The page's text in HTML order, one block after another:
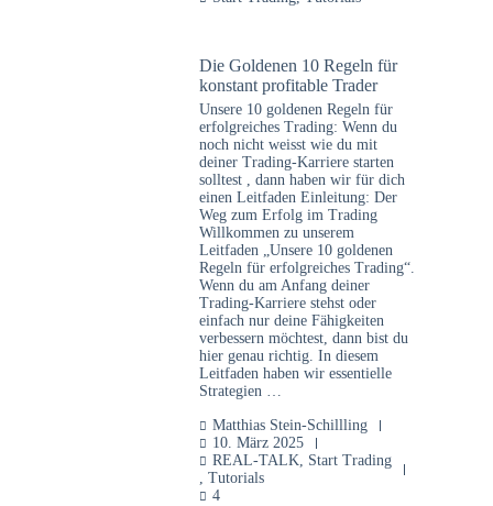
Die Goldenen 10 Regeln für
konstant profitable Trader
Unsere 10 goldenen Regeln für
erfolgreiches Trading: Wenn du
noch nicht weisst wie du mit
deiner Trading-Karriere starten
solltest , dann haben wir für dich
einen Leitfaden Einleitung: Der
Weg zum Erfolg im Trading
Willkommen zu unserem
Leitfaden „Unsere 10 goldenen
Regeln für erfolgreiches Trading“.
Wenn du am Anfang deiner
Trading-Karriere stehst oder
einfach nur deine Fähigkeiten
verbessern möchtest, dann bist du
hier genau richtig. In diesem
Leitfaden haben wir essentielle
Strategien …
Matthias Stein-Schillling
10. März 2025
REAL-TALK, Start Trading
, Tutorials
4